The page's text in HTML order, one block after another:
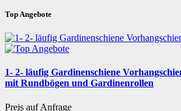
Top Angebote
1- 2- läufig Gardinenschiene
mit Rundbögen und Gardinenrollen
Preis auf Anfrage